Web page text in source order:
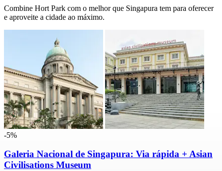
Combine Hort Park com o melhor que Singapura tem para oferecer
e aproveite a cidade ao máximo.
-5%
Galeria Nacional de Singapura: Via rápida + Asian
Civilisations Museum